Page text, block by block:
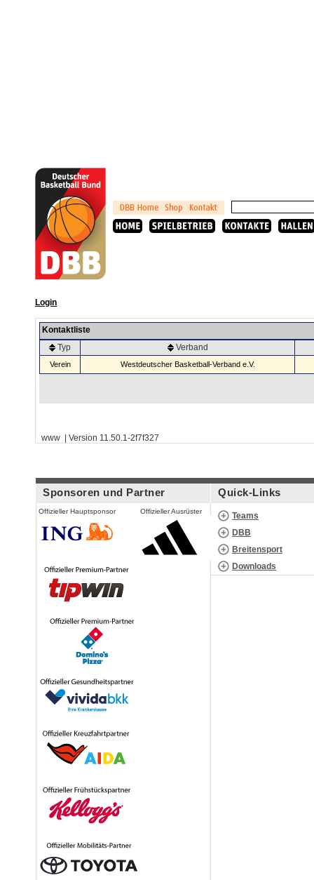
Login
Kontaktliste
Typ
Verband
Verein Westdeutscher Basketball-Verband e.V.
www | Version 11.50.1-2f7f327
Sponsoren und Partner
Offizieller Hauptsponsor Offizieller Ausrüster
Quick-Links
Teams
DBB
Breitensport
Downloads